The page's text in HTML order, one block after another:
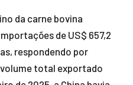
da carne bovina
de US$ 657,2
respondendo por
volume total exportado